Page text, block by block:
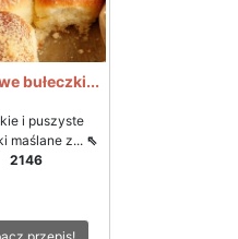
bułeczki...
i puszyste
maślane z... ⇖
2146
przepis!